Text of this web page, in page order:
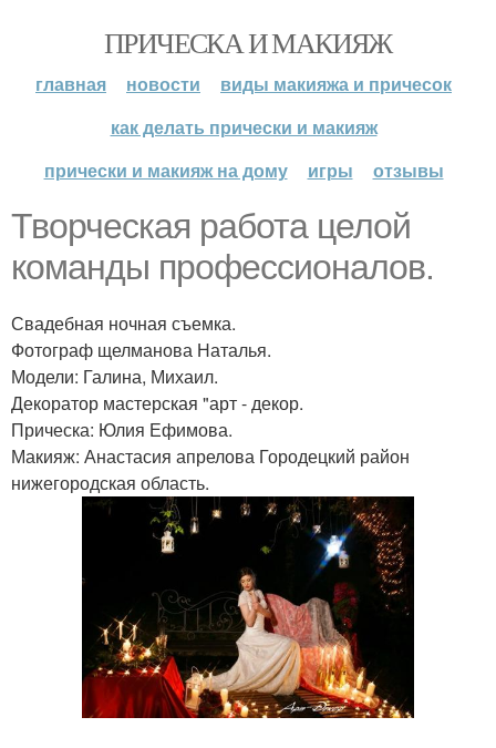
ПРИЧЕСКА И МАКИЯЖ
главная новости
виды макияжа и причесок
как делать прически и макияж
прически и макияж на дому
игры отзывы
Творческая работа целой
команды профессионалов.
Свадебная ночная съемка.
Фотограф щелманова Наталья.
Модели: Галина, Михаил.
Декоратор мастерская "арт - декор.
Прическа: Юлия Ефимова.
Макияж: Анастасия апрелова Городецкий район
нижегородская область.